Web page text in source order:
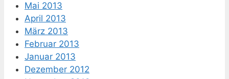
Mai 2013
April 2013
März 2013
Februar 2013
Januar 2013
Dezember 2012